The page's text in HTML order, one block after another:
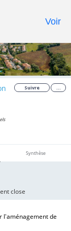
Toggle
Suivre ...
Synthèse
close
l'aménagement de
Voir